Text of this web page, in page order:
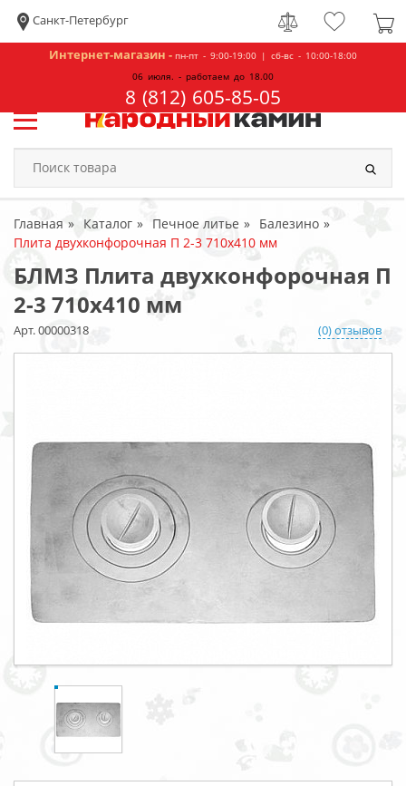
Санкт-Петербург
Интернет-магазин - пн-пт - 9:00-19:00 | сб-вс - 10:00-18:00
06 июля. - работаем до 18.00
8 (812) 605-85-05
Главная Каталог Печное литье
Балезино
Плита двухконфорочная П 2-3 710x410 мм
БЛМЗ Плита двухконфорочная П
2-3 710x410 мм
Арт. 00000318 (0) отзывов